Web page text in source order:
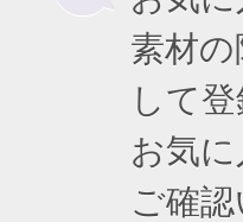
素材
して
お気
ご確認